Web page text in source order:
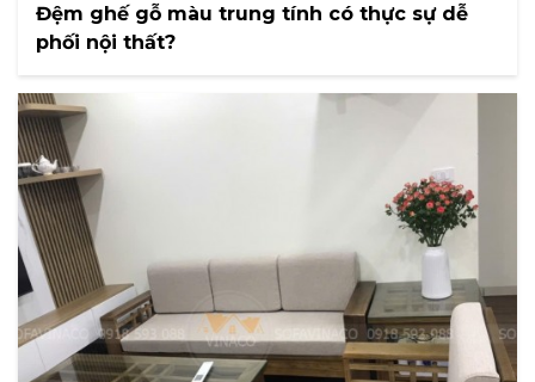
Đệm ghế gỗ màu trung tính có thực sự dễ
phối nội thất?